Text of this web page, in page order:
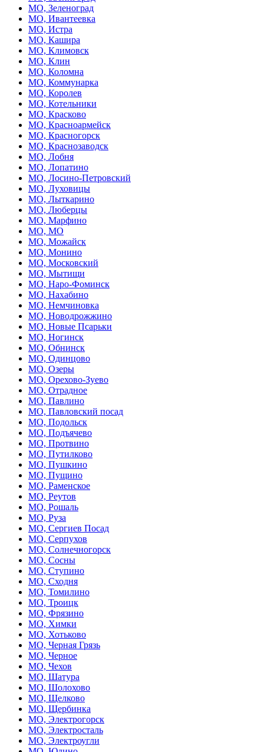
МО, Зеленоград
МО, Ивантеевка
МО, Истра
МО, Кашира
МО, Климовск
МО, Клин
МО, Коломна
МО, Коммунарка
МО, Королев
МО, Котельники
МО, Красково
МО, Красноармейск
МО, Красногорск
МО, Краснозаводск
МО, Лобня
МО, Лопатино
МО, Лосино-Петровский
МО, Луховицы
МО, Лыткарино
МО, Люберцы
МО, Марфино
МО, МО
МО, Можайск
МО, Монино
МО, Московский
МО, Мытищи
МО, Наро-Фоминск
МО, Нахабино
МО, Немчиновка
МО, Новодрожжино
МО, Новые Псарьки
МО, Ногинск
МО, Обнинск
МО, Одинцово
МО, Озеры
МО, Орехово-Зуево
МО, Отрадное
МО, Павлино
МО, Павловский посад
МО, Подольск
МО, Подъячево
МО, Протвино
МО, Путилково
МО, Пушкино
МО, Пущино
МО, Раменское
МО, Реутов
МО, Рошаль
МО, Руза
МО, Сергиев Посад
МО, Серпухов
МО, Солнечногорск
МО, Сосны
МО, Ступино
МО, Сходня
МО, Томилино
МО, Троицк
МО, Фрязино
МО, Химки
МО, Хотьково
МО, Черная Грязь
МО, Черное
МО, Чехов
МО, Шатура
МО, Шолохово
МО, Щелково
МО, Щербинка
МО, Электрогорск
МО, Электросталь
МО, Электроугли